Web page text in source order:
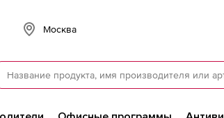
Москва